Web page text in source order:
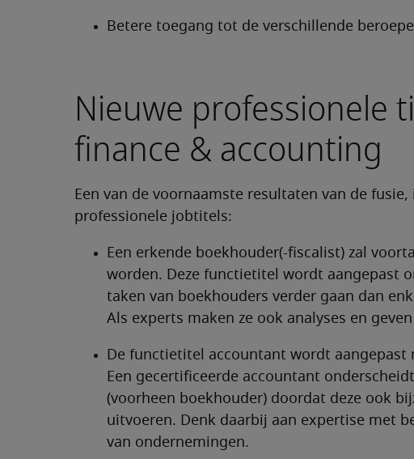
Betere toegang tot de verschillende
Nieuwe professionele
finance & accounting
Een van de voornaamste resultaten van de
professionele jobtitels:
Een erkende boekhouder(-fiscalist) zal
worden. Deze functietitel wordt aangepast
taken van boekhouders verder gaan dan
Als experts maken ze ook analyses en geven
De functietitel accountant wordt aangepast
Een gecertificeerde accountant
(voorheen boekhouder) doordat deze ook
uitvoeren. Denk daarbij aan expertise met
van ondernemingen.